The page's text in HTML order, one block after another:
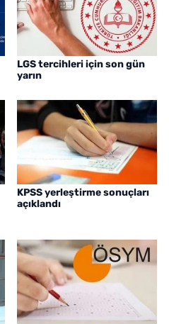
LGS tercihleri için son gün
yarın
KPSS yerleştirme sonuçları
açıklandı